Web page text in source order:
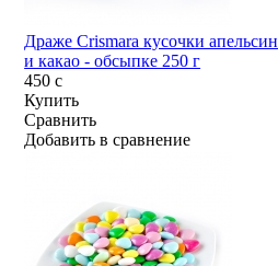
Драже Crismara кусочки
и какао - обсыпке 250 г
450c
Купить
Сравнить
Добавить в сравнение